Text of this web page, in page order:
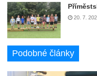
20. 7.
Podobné články